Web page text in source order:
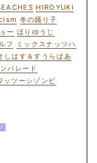
HIROYUKI
冬の踊り子
ー ほりゆうじ
フ
ミックスナッツハ
しはす＆すうらばあ
パレード
ッツーシゾンビ